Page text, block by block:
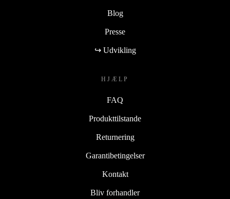
Blog
Presse
↪ Udvikling
HJÆLP
FAQ
Produkttilstande
Returnering
Garantibetingelser
Kontakt
Bliv forhandler